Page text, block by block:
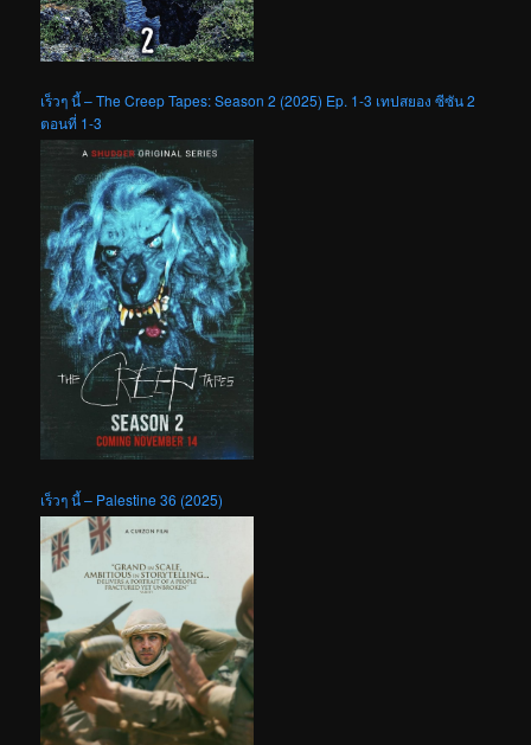
เร็วๆ นี้ – The Creep Tapes: Season 2 (2025) Ep. 1-3 เทปสยอง ซีซัน 2
ตอนที่ 1-3
เร็วๆ นี้ – Palestine 36 (2025)